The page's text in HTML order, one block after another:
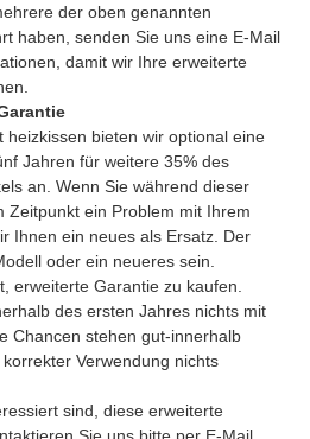
der oben genannten
haben, senden Sie uns eine E-Mail
damit wir Ihre erweiterte
heizkissen bieten wir optional eine
Jahren für weitere 35% des
an. Wenn Sie während dieser
Zeitpunkt ein Problem mit Ihrem
Ihnen ein neues als Ersatz. Der
oder ein neueres sein.
erweiterte Garantie zu kaufen.
des ersten Jahres nichts mit
Chancen stehen gut-innerhalb
Verwendung nichts
sind, diese erweiterte